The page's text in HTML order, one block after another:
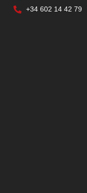
+34 602 14 42 79